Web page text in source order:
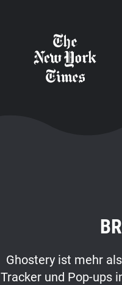
Ghostery ist mehr
Tracker und Pop-ups